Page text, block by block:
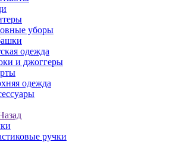
уборы
одежда
и джоггеры
одежда
ручки